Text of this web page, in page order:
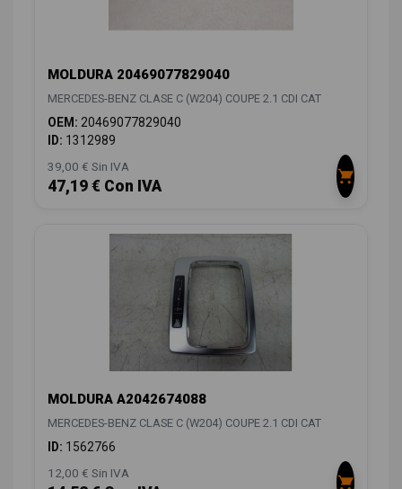
MOLDURA 20469077829040
MERCEDES-BENZ CLASE C (W204) COUPE 2.1 CDI CAT
OEM: 20469077829040
ID: 1312989
39,00 € Sin IVA
47,19 € Con IVA
MOLDURA A2042674088
MERCEDES-BENZ CLASE C (W204) COUPE 2.1 CDI CAT
ID: 1562766
12,00 € Sin IVA